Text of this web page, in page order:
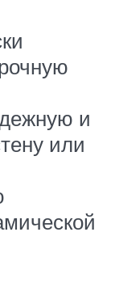
и
или